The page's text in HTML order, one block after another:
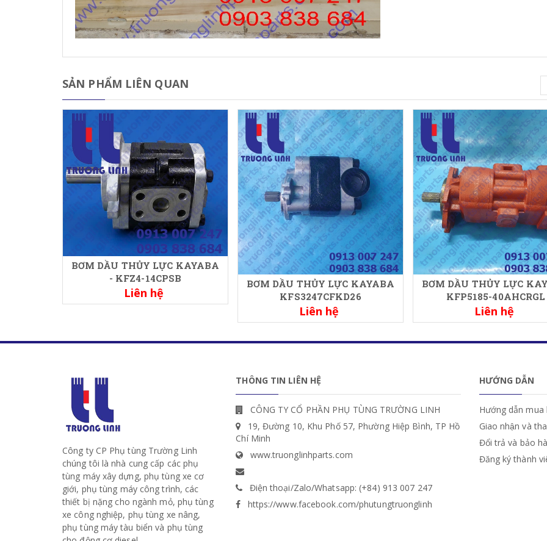
SẢN PHẨM LIÊN QUAN
BƠM DẦU THỦY LỰC KAYABA
- KFZ4-14CPSB
Liên hệ
BƠM DẦU THỦY LỰC KAYABA
KFS3247CFKD26
Liên hệ
BƠM DẦU THỦY LỰC
KFP5185-40AHCRGL
Liên hệ
Công ty CP Phụ tùng Trường Linh
chúng tôi là nhà cung cấp các phụ
tùng máy xây dựng, phụ tùng xe cơ
giới, phụ tùng máy công trình, các
thiết bị nặng cho ngành mỏ, phụ tùng
xe công nghiệp, phụ tùng xe nâng,
phụ tùng máy tàu biển và phụ tùng
THÔNG TIN LIÊN HỆ
CÔNG TY CỔ PHẦN PHỤ TÙNG TRƯỜNG LINH
19, Đường 10, Khu Phố 57, Phường Hiệp Bình, TP Hồ
Chí Minh
www.truonglinhparts.com
Điện thoại/Zalo/Whatsapp: (+84) 913 007 247
https://www.facebook.com/phutungtruonglinh
HƯỚNG DẪN
Hướng dẫn mua
Giao nhận và
Đổi trả và bảo
Đăng ký thành